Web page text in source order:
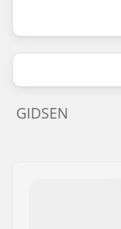
GIDSEN